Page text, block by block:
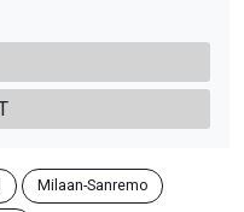
Milaan-Sanremo